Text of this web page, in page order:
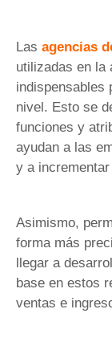
Las agencias
utilizadas en la
indispensables
nivel. Esto se
funciones y
ayudan a las
y a
Asimismo,
forma más
llegar a
base en estos
ventas e